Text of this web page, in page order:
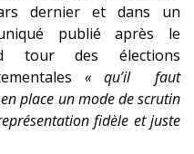
dernier et dans un
publié après le
tour des élections
« qu’il faut
place un mode de scrutin
fidèle et juste